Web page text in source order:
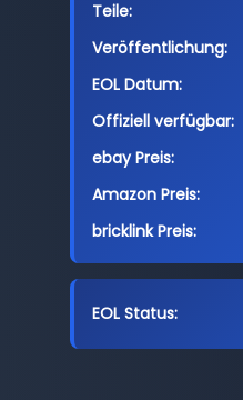
Teile:
Veröffentlichung:
EOL Datum:
Offiziell verfügbar:
ebay Preis:
Amazon Preis:
bricklink Preis:
EOL Status: